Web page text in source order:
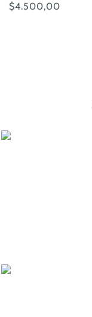
Precio
$4.500,00